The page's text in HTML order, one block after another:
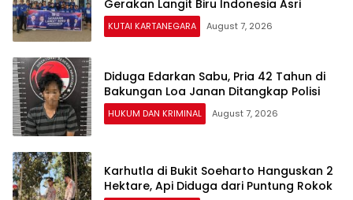
Gerakan Langit Biru Indonesia Asri
KUTAI KARTANEGARA August 7, 2026
Diduga Edarkan Sabu, Pria 42 Tahun di
Bakungan Loa Janan Ditangkap Polisi
HUKUM DAN KRIMINAL August 7, 2026
Karhutla di Bukit Soeharto Hanguskan 2
Hektare, Api Diduga dari Puntung Rokok